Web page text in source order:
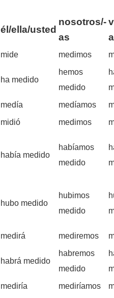
él/ella/usted
nosotros/-
as
mide medimos
ha medido
hemos
medido
medía medíamos
midió medimos
había medido
habíamos
medido
hubo medido
hubimos
medido
medirá mediremos
habrá medido
habremos
medido
mediría mediríamos